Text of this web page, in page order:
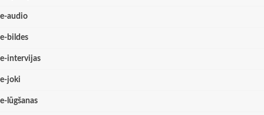
e-audio
e-bildes
e-intervijas
e-joki
e-lūgšanas